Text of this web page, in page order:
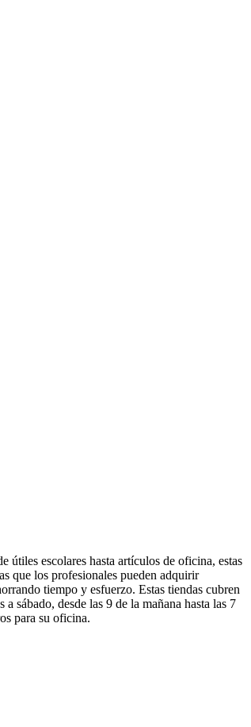
útiles escolares hasta artículos de oficina, estas
que los profesionales pueden adquirir
tiempo y esfuerzo. Estas tiendas cubren
sábado, desde las 9 de la mañana hasta las 7
para su oficina.